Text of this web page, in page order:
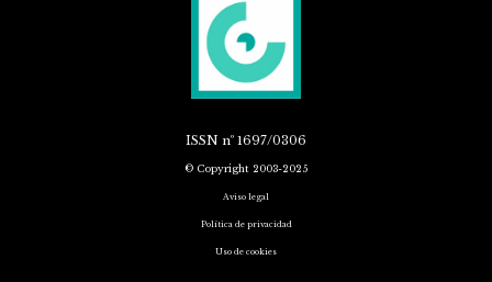
ISSN nº 1697/0306
© Copyright 2003-2025
Aviso legal
Política de privacidad
Uso de cookies